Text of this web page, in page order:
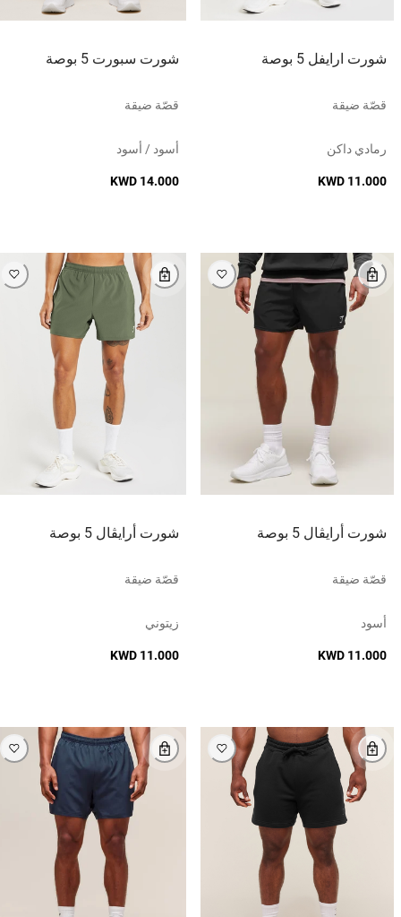
شورت ارايفل 5 بوصة
قصّة ضيقة
رمادي داكن
KWD 11.000
شورت سبورت 5 بوصة
قصّة ضيقة
أسود / أسود
KWD 14.000
شورت أرايڤال 5 بوصة
قصّة ضيقة
أسود
KWD 11.000
شورت أرايڤال 5 بوصة
قصّة ضيقة
زيتوني
KWD 11.000